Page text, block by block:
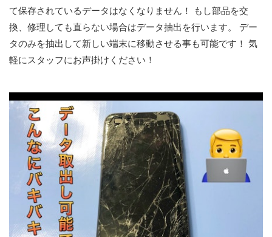
て保存されているデータはなくなりません！ もし部品を交
換、修理しても直らない場合はデータ抽出を行います。 デー
タのみを抽出して新しい端末に移動させる事も可能です！ 気
軽にスタッフにお声掛けください！